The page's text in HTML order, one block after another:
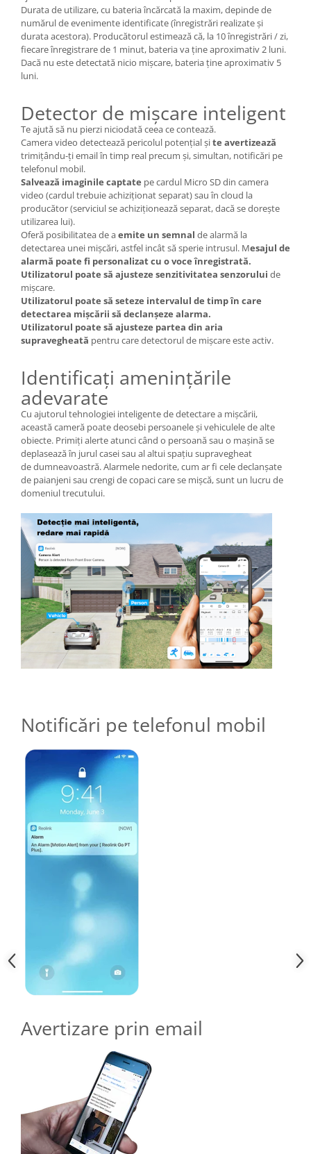
Durata de utilizare, cu bateria încărcată la maxim, depinde de
numărul de evenimente identificate (înregistrări realizate și
durata acestora). Producătorul estimează că, la 10 înregistrări / zi,
fiecare înregistrare de 1 minut, bateria va ține aproximativ 2 luni.
Dacă nu este detectată nicio mișcare, bateria ține aproximativ 5
luni.
Detector de mișcare inteligent
Te ajută să nu pierzi niciodată ceea ce contează.
Camera video detectează pericolul potențial șite avertizează
trimițându-ți email în timp real precum și, simultan, notificări pe
telefonul mobil.
Salvează imaginile captate pe cardul Micro SD din camera
video (cardul trebuie achiziționat separat) sau în cloud la
producător (serviciul se achiziționează separat, dacă se dorește
utilizarea lui).
Oferă posibilitatea de aemite un semnal de alarmă la
detectarea unei mișcări, astfel incât să sperie intrusul. Mesajul de
alarmă poate fi personalizat cu o voce înregistrată.
Utilizatorul poate să ajusteze senzitivitatea senzorului de
mișcare.
Utilizatorul poate să seteze intervalul de timp în care
detectarea mișcării să declanșeze alarma.
Utilizatorul poate să ajusteze partea din aria
supravegheată pentru care detectorul de mișcare este activ.
Identificați amenințările
adevarate
Cu ajutorul tehnologiei inteligente de detectare a mișcării,
această cameră poate deosebi persoanele și vehiculele de alte
obiecte. Primiți alerte atunci când o persoană sau o mașină se
deplasează în jurul casei sau al altui spațiu supravegheat
de dumneavoastră. Alarmele nedorite, cum ar fi cele declanșate
de paianjeni sau crengi de copaci care se mișcă, sunt un lucru de
domeniul trecutului.
Notificări pe telefonul mobil
Avertizare prin email